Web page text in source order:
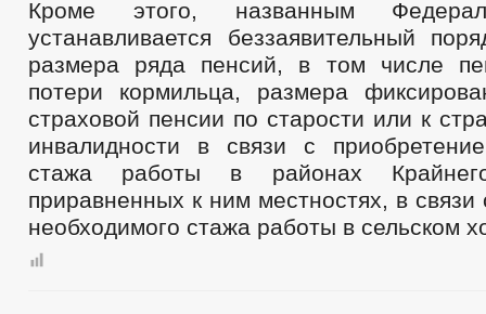
Кроме этого, названным
устанавливается беззаявительный
размера ряда пенсий, в том числе
потери кормильца, размера
страховой пенсии по старости или к
инвалидности в связи с
стажа работы в районах
приравненных к ним местностях, в
необходимого стажа работы в сельском